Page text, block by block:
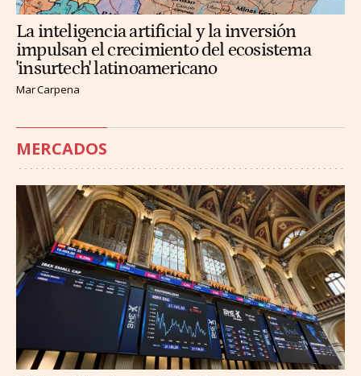
La inteligencia artificial y la inversión
impulsan el crecimiento del ecosistema
'insurtech' latinoamericano
Mar Carpena
MERCADOS